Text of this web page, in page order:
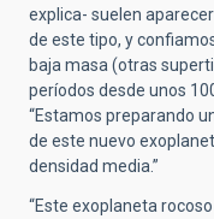
explica- suelen
de este tipo, y
baja masa (otras
períodos desde unos
“Estamos preparando
de este nuevo
densidad media.”
“Este exoplaneta